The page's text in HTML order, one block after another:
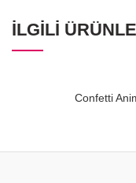
İLGILI
Confetti